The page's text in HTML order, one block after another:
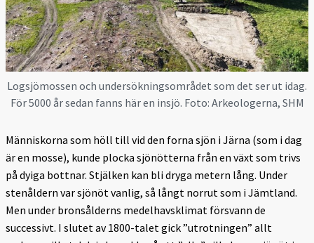
Logsjömossen och undersökningsområdet som det ser ut idag.
För 5000 år sedan fanns här en insjö. Foto: Arkeologerna, SHM
Människorna som höll till vid den forna sjön i Järna (som i dag
är en mosse), kunde plocka sjönötterna från en växt som trivs
på dyiga bottnar. Stjälken kan bli dryga metern lång. Under
stenåldern var sjönöt vanlig, så långt norrut som i Jämtland.
Men under bronsålderns medelhavsklimat försvann de
successivt. I slutet av 1800-talet gick ”utrotningen” allt